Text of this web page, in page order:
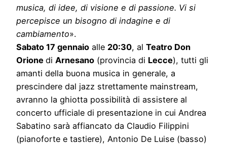
musica, di idee, di visione e di passione. Vi si
percepisce un bisogno di indagine e di
cambiamento».
Sabato 17 gennaio alle 20:30, al Teatro Don
Orione di Arnesano (provincia di Lecce), tutti gli
amanti della buona musica in generale, a
prescindere dal jazz strettamente mainstream,
avranno la ghiotta possibilità di assistere al
concerto ufficiale di presentazione in cui Andrea
Sabatino sarà affiancato da Claudio Filippini
(pianoforte e tastiere), Antonio De Luise (basso)